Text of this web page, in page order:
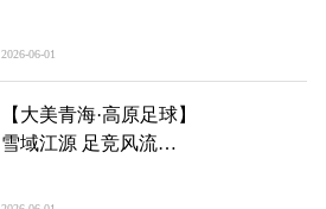
2026-06-01
【大美青海·高原足球】
雪域江源 足竞风流
主场见闻